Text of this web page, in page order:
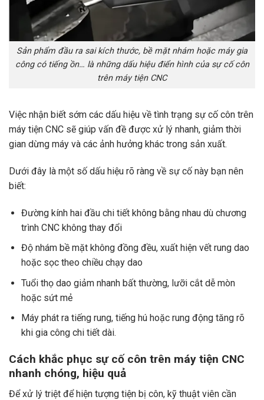
Sản phẩm đầu ra sai kích thước, bề mặt nhám hoặc máy gia
công có tiếng ồn… là những dấu hiệu điển hình của sự cố côn
trên máy tiện CNC
Việc nhận biết sớm các dấu hiệu về tình trạng sự cố côn trên
máy tiện CNC sẽ giúp vấn đề được xử lý nhanh, giảm thời
gian dừng máy và các ảnh hưởng khác trong sản xuất.
Dưới đây là một số dấu hiệu rõ ràng về sự cố này bạn nên
biết:
Đường kính hai đầu chi tiết không bằng nhau dù chương
trình CNC không thay đổi
Độ nhám bề mặt không đồng đều, xuất hiện vết rung dao
hoặc sọc theo chiều chạy dao
Tuổi thọ dao giảm nhanh bất thường, lưỡi cắt dễ mòn
hoặc sứt mẻ
Máy phát ra tiếng rung, tiếng hú hoặc rung động tăng rõ
khi gia công chi tiết dài.
Cách khắc phục sự cố côn trên máy tiện CNC
nhanh chóng, hiệu quả
Để xử lý triệt để hiện tượng tiện bị côn, kỹ thuật viên cần